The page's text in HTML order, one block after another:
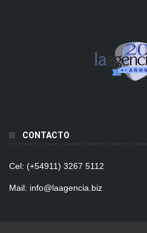
CONTACTO
Cel: (+54911) 3267 5112
Mail: info@laagencia.biz